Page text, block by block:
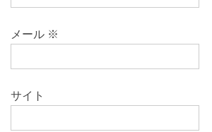
メール ※
サイト